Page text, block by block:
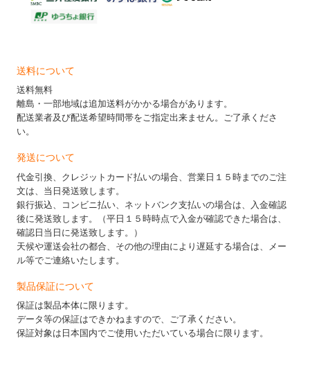
送料について
送料無料
離島・一部地域は追加送料がかかる場合があります。
配送業者及び配送希望時間帯をご指定出来ません。ご了承くださ
い。
発送について
代金引換、クレジットカード払いの場合、営業日１５時までのご注
文は、当日発送致します。
銀行振込、コンビニ払い、ネットバンク支払いの場合は、入金確認
後に発送致します。（平日１５時時点で入金が確認できた場合は、
確認日当日に発送致します。）
天候や運送会社の都合、その他の理由により遅延する場合は、メー
ル等でご連絡いたします。
製品保証について
保証は製品本体に限ります。
データ等の保証はできかねますので、ご了承ください。
保証対象は日本国内でご使用いただいている場合に限ります。